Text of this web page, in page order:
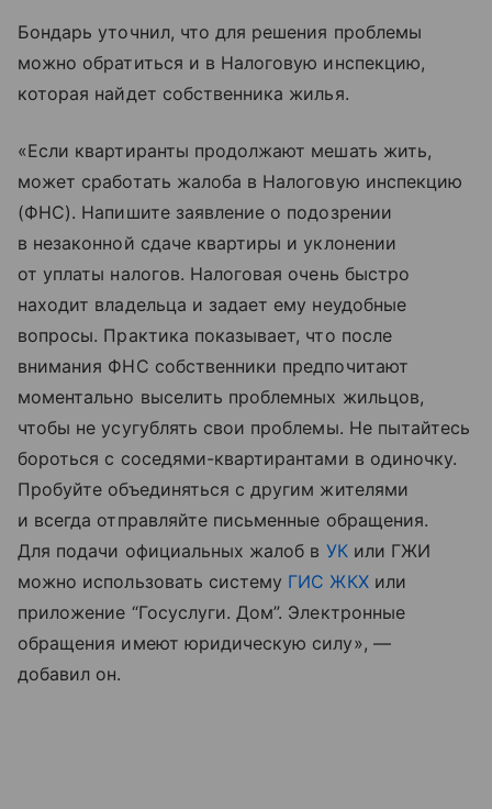
Бондарь уточнил, что для решения проблемы
можно обратиться и в Налоговую инспекцию,
которая найдет собственника жилья.
«Если квартиранты продолжают мешать жить,
может сработать жалоба в Налоговую инспекцию
(ФНС). Напишите заявление о подозрении
в незаконной сдаче квартиры и уклонении
от уплаты налогов. Налоговая очень быстро
находит владельца и задает ему неудобные
вопросы. Практика показывает, что после
внимания ФНС собственники предпочитают
моментально выселить проблемных жильцов,
чтобы не усугублять свои проблемы. Не пытайтесь
бороться с соседями-квартирантами в одиночку.
Пробуйте объединяться с другим жителями
и всегда отправляйте письменные обращения.
Для подачи официальных жалоб в УКили ГЖИ
можно использовать систему ГИС ЖКХили
приложение “Госуслуги. Дом”. Электронные
обращения имеют юридическую силу», —
добавил он.